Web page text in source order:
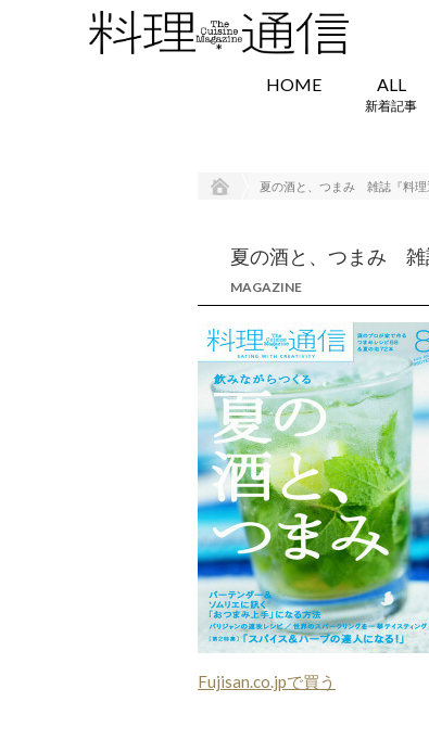
HOME ALL
新着記事
夏の酒と、つまみ 雑誌『料理
夏の酒と、つまみ 雑
MAGAZINE
Fujisan.co.jpで買う